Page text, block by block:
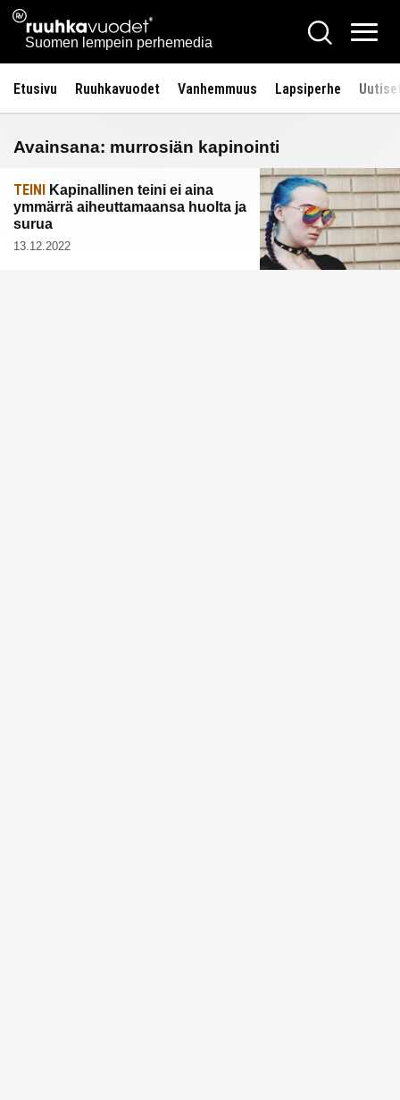
Siirry
sisältöön
Ruuhkavuodet.fi
Suomen lempein perhemedia
Hae
Etusivu Ruuhkavuodet Vanhemmuus Lapsiperhe
Avainsana: murrosiän kapinointi
TEINI Kapinallinen teini ei aina
ymmärrä aiheuttamaansa huolta ja
surua
13.12.2022